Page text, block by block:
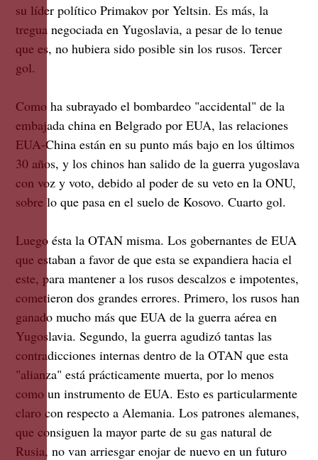
su líder político Primakov por Yeltsin. Es más, la
tregua negociada en Yugoslavia, a pesar de lo tenue
que es, no hubiera sido posible sin los rusos. Tercer
gol.
Como ha subrayado el bombardeo "accidental" de la
embajada china en Belgrado por EUA, las relaciones
EUA-China están en su punto más bajo en los últimos
30 años, y los chinos han salido de la guerra yugoslava
con voz y voto, debido al poder de su veto en la ONU,
sobre lo que pasa en el suelo de Kosovo. Cuarto gol.
Luego ésta la OTAN misma. Los gobernantes de EUA
que estaban a favor de que esta se expandiera hacia el
este, para mantener a los rusos descalzos e impotentes,
cometieron dos grandes errores. Primero, los rusos han
ganado mucho más que EUA de la guerra aérea en
Yugoslavia. Segundo, la guerra agudizó tantas las
contradicciones internas dentro de la OTAN que esta
"alianza" está prácticamente muerta, por lo menos
como un instrumento de EUA. Esto es particularmente
claro con respecto a Alemania. Los patrones alemanes,
que consiguen la mayor parte de su gas natural de
Rusia, no van arriesgar enojar de nuevo en un futuro